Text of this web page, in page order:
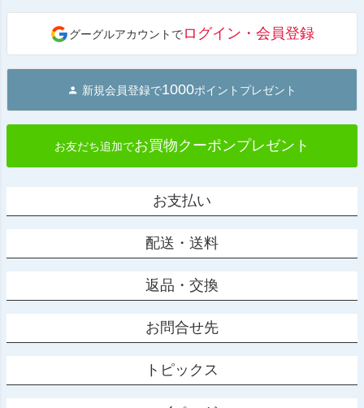
へ
グーグルアカウントでログイン・会員登録
新規会員登録で1000ポイントプレゼント
お友だち追加でお買物クーポンプレゼント
お支払い
配送・送料
返品・交換
お問合せ先
トピックス